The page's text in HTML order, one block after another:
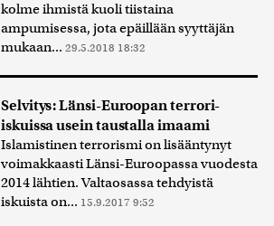
kolme ihmistä kuoli tiistaina
ampumisessa, jota epäillään syyttäjän
mukaan... 29.5.2018 18:32
Selvitys: Länsi-Euroopan terrori-
iskuissa usein taustalla imaami
Islamistinen terrorismi on lisääntynyt
voimakkaasti Länsi-Euroopassa vuodesta
2014 lähtien. Valtaosassa tehdyistä
iskuista on... 15.9.2017 9:52